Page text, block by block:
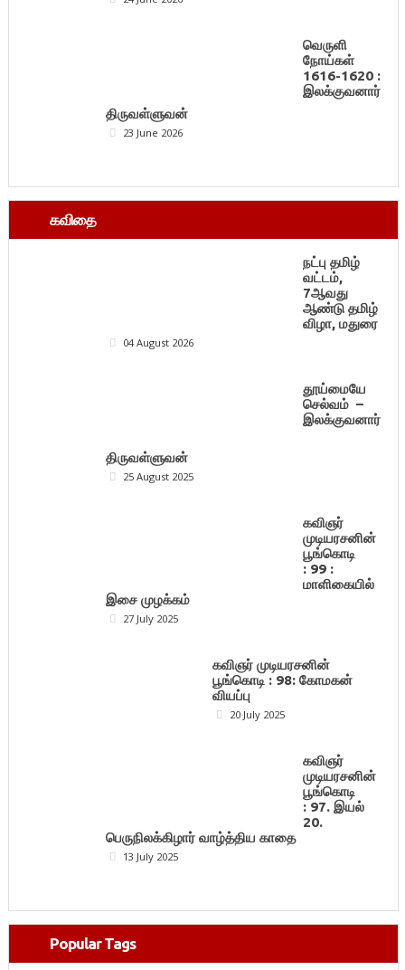
வெருளி
நோய்கள்
1616-1620 :
இலக்குவனார்
திருவள்ளுவன்
23 June 2026
கவிதை
நட்பு தமிழ்
வட்டம்,
7ஆவது
ஆண்டு தமிழ்
விழா, மதுரை
04 August 2026
தூய்மையே
செல்வம் –
இலக்குவனார்
திருவள்ளுவன்
25 August 2025
கவிஞர்
முடியரசனின்
பூங்கொடி
: 99 :
மாளிகையில்
இசை முழக்கம்
27 July 2025
கவிஞர் முடியரசனின்
பூங்கொடி : 98: கோமகன்
வியப்பு
20 July 2025
கவிஞர்
முடியரசனின்
பூங்கொடி
: 97. இயல்
20.
பெருநிலக்கிழார் வாழ்த்திய காதை
13 July 2025
Popular Tags